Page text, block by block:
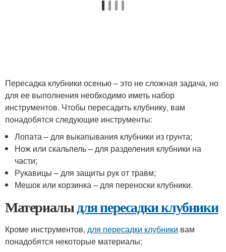
Пересадка клубники осенью – это не сложная задача, но
для ее выполнения необходимо иметь набор
инструментов. Чтобы пересадить клубнику, вам
понадобятся следующие инструменты:
Лопата – для выкапывания клубники из грунта;
Нож или скальпель – для разделения клубники на
части;
Рукавицы – для защиты рук от травм;
Мешок или корзинка – для переноски клубники.
Материалыдля пересадки клубники
Кроме инструментов, для пересадки клубники вам
понадобятся некоторые материалы: